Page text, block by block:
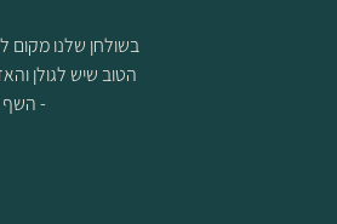
הטוב שיש לגולן
- השף